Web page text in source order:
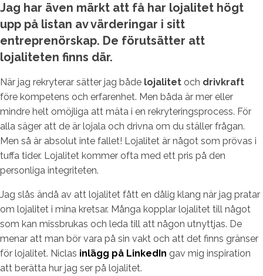
Jag har även märkt att få har lojalitet högt
upp på listan av värderingar i sitt
entreprenörskap. De förutsätter att
lojaliteten finns där.
När jag rekryterar sätter jag både lojalitet och drivkraft
före kompetens och erfarenhet. Men båda är mer eller
mindre helt omöjliga att mäta i en rekryteringsprocess. För
alla säger att de är lojala och drivna om du ställer frågan.
Men så är absolut inte fallet! Lojalitet är något som prövas i
tuffa tider. Lojalitet kommer ofta med ett pris på den
personliga integriteten.
Jag slås ändå av att lojalitet fått en dålig klang när jag pratar
om lojalitet i mina kretsar. Många kopplar lojalitet till något
som kan missbrukas och leda till att någon utnyttjas. De
menar att man bör vara på sin vakt och att det finns gränser
för lojalitet. Niclas inlägg på LinkedIn gav mig inspiration
att berätta hur jag ser på lojalitet.